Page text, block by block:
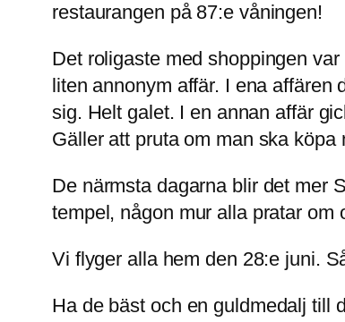
restaurangen på 87:e våningen!
Det roligaste med shoppingen
liten annonym affär. I ena
sig. Helt galet. I en annan affär
Gäller att pruta om man ska
De närmsta dagarna blir det mer
tempel, någon mur alla pratar
Vi flyger alla hem den 28:e juni.
Ha de bäst och en guldmedalj till